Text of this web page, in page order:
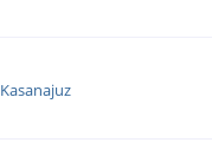
Kasanajuz